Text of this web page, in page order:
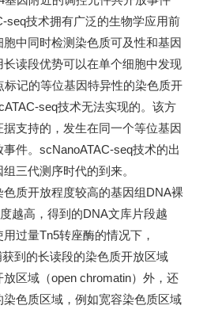
技术拥有广泛的生物学应用前
中同时检测染色质可及性和基因
读段优势可以在单个细胞中发现
记的等位基因特异性的染色质开
seq技术无法实现的。该方
支持的，发生在同一个等位基因
件。scNanoATAC-seq技术的出
三代测序时代的到来。
质开放程度较高的基因组DNA裸
越高，得到的DNA文库片段越
过量Tn5转座酶的情况下，
到的长读段的染色质开放区域
区域（open chromatin）外，还
色质区域，例如宽容染色质区域